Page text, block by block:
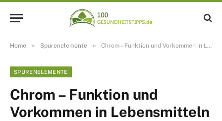
Home » Spurenelemente » Chrom – Funktion und Vorkommen in Lebensmitteln
SPURENELEMENTE
Chrom – Funktion und
Vorkommen in Lebensmitteln